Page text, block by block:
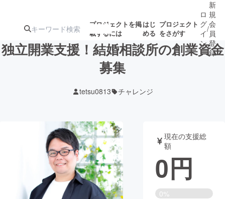
プロジェクトを掲
載するには
はじ
める
プロジェクト
をさがす
ジェクト
ロジェクト
アート・写真 音楽
テクノロジー・ガジェット ゲーム・サ
映像・映画 書籍・雑誌
ロ
グ
イ
ン
/
新
規
会
員
登
録
独立開業支援！結婚相談所の創業資金
募集
tetsu0813 チャレンジ
現在の支援総
額
0円
0%